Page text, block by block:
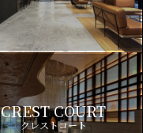
CREST COURT
クレストコート